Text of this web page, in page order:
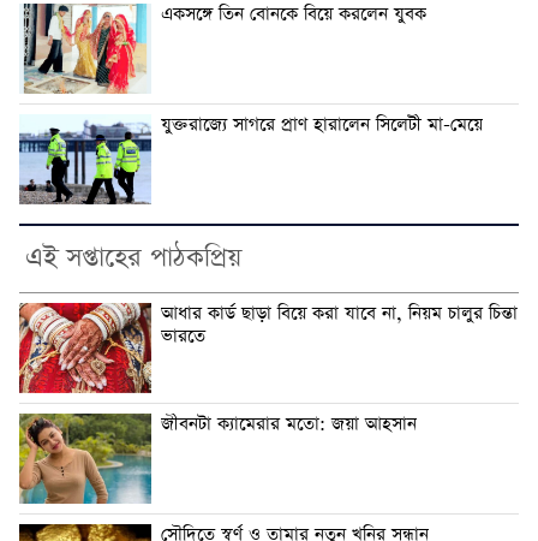
একসঙ্গে তিন বোনকে বিয়ে করলেন যুবক
যুক্তরাজ্যে সাগরে প্রাণ হারালেন সিলেটী মা-মেয়ে
এই সপ্তাহের পাঠকপ্রিয়
আধার কার্ড ছাড়া বিয়ে করা যাবে না, নিয়ম চালুর চিন্তা
ভারতে
জীবনটা ক্যামেরার মতো: জয়া আহসান
সৌদিতে স্বর্ণ ও তামার নতুন খনির সন্ধান